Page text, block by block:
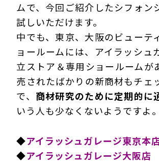
ムで、今回ご紹介したシフォン
試しいただけます。
中でも、東京、大阪のビューテ
ョールームには、アイラッシュ
立ストア＆専用ショールームが
売されたばかりの新商材もチェ
で、 商材研究のために定期的に
いう人も少なくないようですよ。
◆アイラッシュガレージ東京本
◆アイラッシュガレージ大阪店